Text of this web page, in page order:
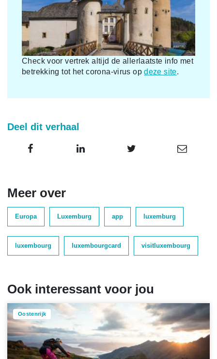
Check voor vertrek altijd de allerlaatste info met
betrekking tot het corona-virus opdeze site.
Deel dit verhaal
Meer over
Europa Luxemburg app luxemburg
luxembourg luxembourgcard visitluxembourg
Ook interessant voor jou
Oostenrijk